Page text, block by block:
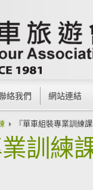
絡我們 網站連結
『單車組裝專業訓練
業訓練